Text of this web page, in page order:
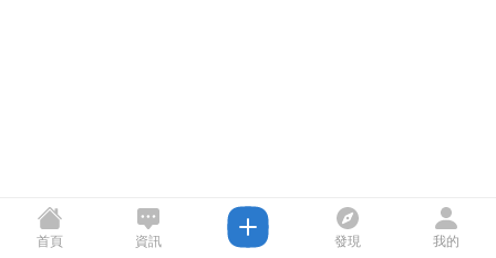
首頁 資訊 發現 我的